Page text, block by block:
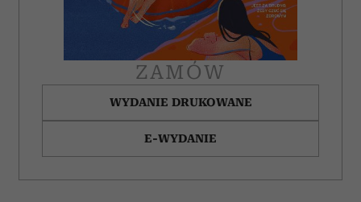
ZAMÓW
WYDANIE DRUKOWANE
E-WYDANIE